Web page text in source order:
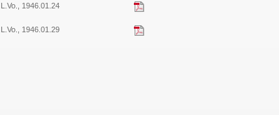
L.Vo., 1946.01.24
L.Vo., 1946.01.29